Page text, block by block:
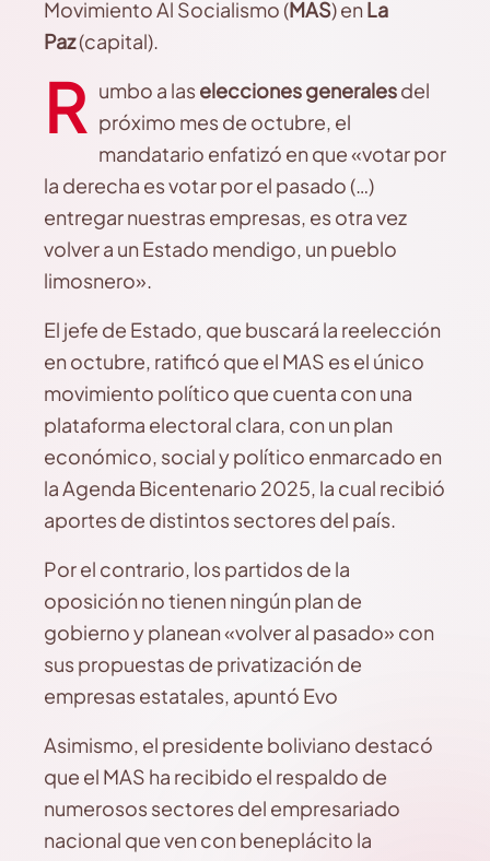
Movimiento Al Socialismo (MAS) enLa
Paz(capital).
R umbo a laselecciones generalesdel
próximo mes de octubre, el
mandatario enfatizó en que «votar por
la derecha es votar por el pasado (…)
entregar nuestras empresas, es otra vez
volver a un Estado mendigo, un pueblo
limosnero».
El jefe de Estado, que buscará la reelección
en octubre, ratificó que el MAS es el único
movimiento político que cuenta con una
plataforma electoral clara, con un plan
económico, social y político enmarcado en
la Agenda Bicentenario 2025, la cual recibió
aportes de distintos sectores del país.
Por el contrario, los partidos de la
oposición no tienen ningún plan de
gobierno y planean «volver al pasado» con
sus propuestas de privatización de
empresas estatales, apuntó Evo
Asimismo, el presidente boliviano destacó
que el MAS ha recibido el respaldo de
numerosos sectores del empresariado
nacional que ven con beneplácito la